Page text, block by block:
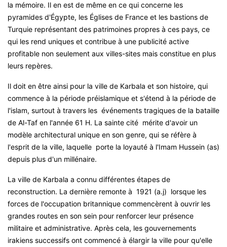
la mémoire. Il en est de même en ce qui concerne les
pyramides d'Égypte, les Églises de France et les bastions de
Turquie représentant des patrimoines propres à ces pays, ce
qui les rend uniques et contribue à une publicité active
profitable non seulement aux villes-sites mais constitue en plus
leurs repères.
Il doit en être ainsi pour la ville de Karbala et son histoire, qui
commence à la période préislamique et s'étend à la période de
l'islam, surtout à travers les événements tragiques de la bataille
de Al-Taf en l'année 61 H. La sainte cité mérite d'avoir un
modèle architectural unique en son genre, qui se réfère à
l'esprit de la ville, laquelle porte la loyauté à l'Imam Hussein (as)
depuis plus d'un millénaire.
La ville de Karbala a connu différentes étapes de
reconstruction. La dernière remonte à 1921 (a.j) lorsque les
forces de l'occupation britannique commencèrent à ouvrir les
grandes routes en son sein pour renforcer leur présence
militaire et administrative. Après cela, les gouvernements
irakiens successifs ont commencé à élargir la ville pour qu'elle